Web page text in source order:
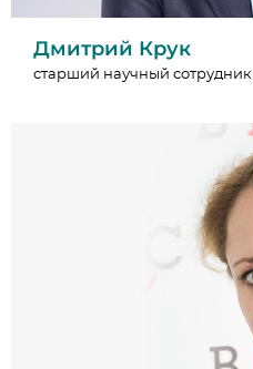
Дмитрий Крук
старший научный сотрудник